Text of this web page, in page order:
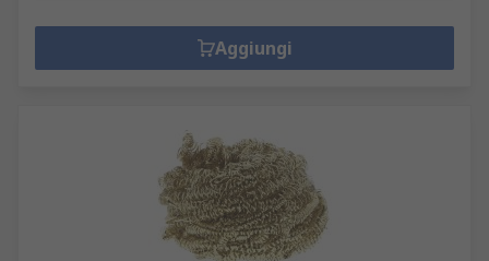
Aggiungi